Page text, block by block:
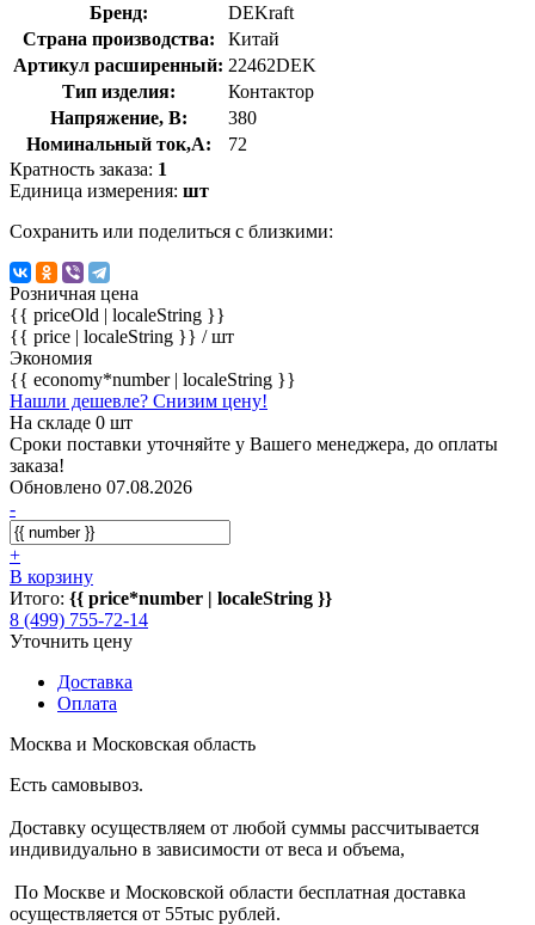
Бренд:
DEKraft
Страна производства:
Китай
Артикул расширенный: 22462DEK
Тип изделия:
Контактор
Напряжение, В:
380
Номинальный ток,А:
72
Кратность заказа: 1
Единица измерения: шт
Сохранить или поделиться с близкими:
Розничная цена
{{ priceOld | localeString }}
{{ price | localeString }} / шт
Экономия
{{ economy*number | localeString }}
Нашли дешевле? Снизим цену!
На складе 0 шт
Сроки поставки уточняйте у Вашего менеджера, до оплаты
заказа!
Обновлено 07.08.2026
-
+
В корзину
Итого: {{ price*number | localeString }}
8 (499) 755-72-14
Уточнить цену
Доставка
Оплата
Москва и Московская область
Есть самовывоз.
Доставку осуществляем от любой суммы рассчитывается
индивидуально в зависимости от веса и объема,
По Москве и Московской области бесплатная доставка
осуществляется от 55тыс рублей.